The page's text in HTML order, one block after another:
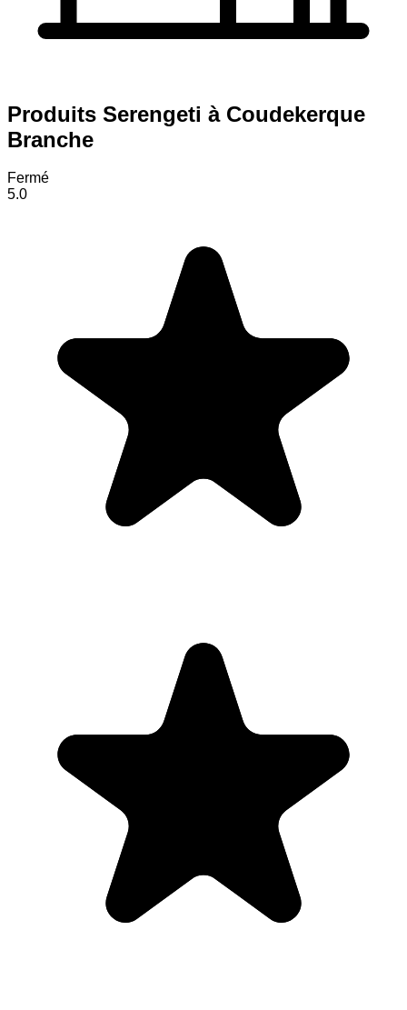
Produits Serengeti à Coudekerque
Branche
Fermé
5.0